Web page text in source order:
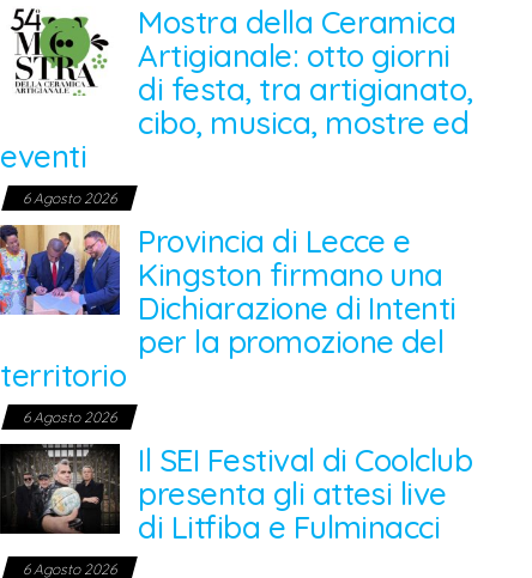
Mostra della Ceramica
Artigianale: otto giorni
di festa, tra artigianato,
cibo, musica, mostre ed
eventi
6 Agosto 2026
Provincia di Lecce e
Kingston firmano una
Dichiarazione di Intenti
per la promozione del
territorio
6 Agosto 2026
Il SEI Festival di Coolclub
presenta gli attesi live
di Litfiba e Fulminacci
6 Agosto 2026